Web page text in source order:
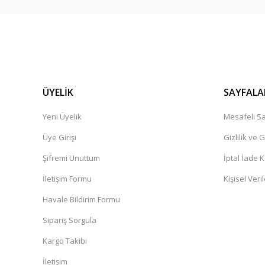
ÜYELİK
Yeni Üyelik
Üye Girişi
Şifremi Unuttum
İletişim Formu
Havale Bildirim Formu
Sipariş Sorgula
Kargo Takibi
İletişim
Mesafeli
Gizlilik ve
İptal İade
Kişisel